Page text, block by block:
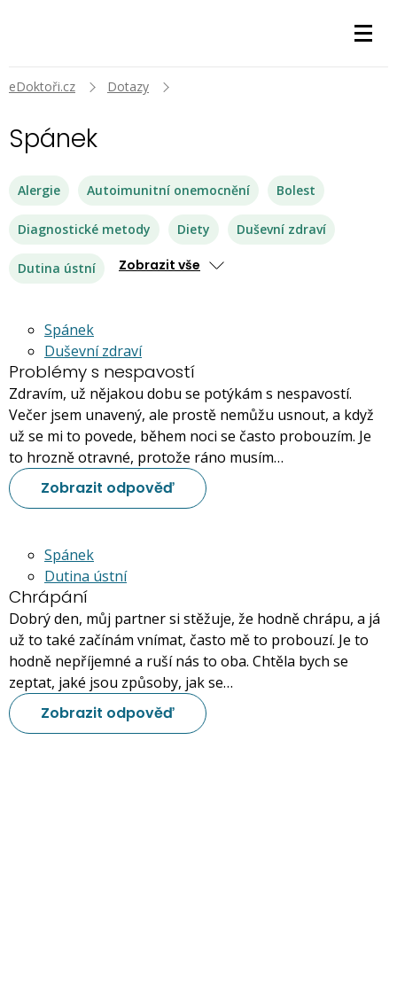
eDoktoři.cz Dotazy
Spánek
Alergie Autoimunitní onemocnění Bolest
Diagnostické metody Diety Duševní zdraví
Dutina ústní Zobrazit vše
Spánek
Duševní zdraví
Problémy s nespavostí
Zdravím, už nějakou dobu se potýkám s nespavostí.
Večer jsem unavený, ale prostě nemůžu usnout, a když
už se mi to povede, během noci se často probouzím. Je
to hrozně otravné, protože ráno musím…
Zobrazit odpověď
Spánek
Dutina ústní
Chrápání
Dobrý den, můj partner si stěžuje, že hodně chrápu, a já
už to také začínám vnímat, často mě to probouzí. Je to
hodně nepříjemné a ruší nás to oba. Chtěla bych se
zeptat, jaké jsou způsoby, jak se…
Zobrazit odpověď